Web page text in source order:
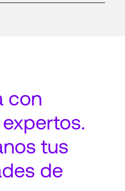
con
tus
de